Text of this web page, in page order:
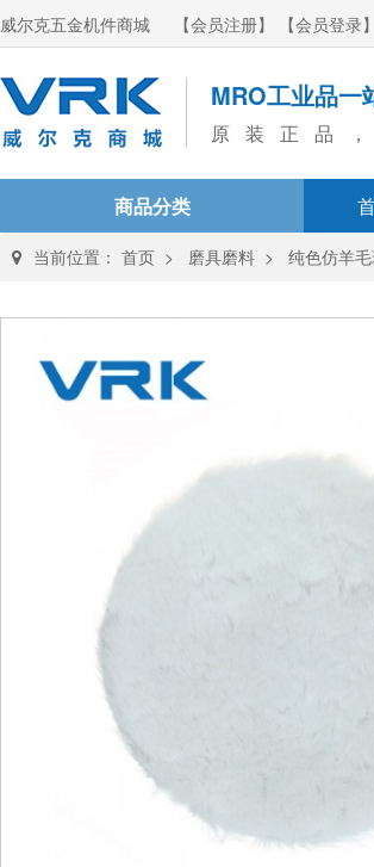
威尔克五金机件商城 【会员注册】 【会员登录】
MRO工业品一
原装正品
商品分类
当前位置： 首页 > 磨具磨料 > 纯色仿羊